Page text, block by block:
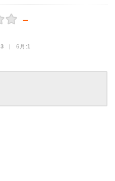
－
3 | 6月:1